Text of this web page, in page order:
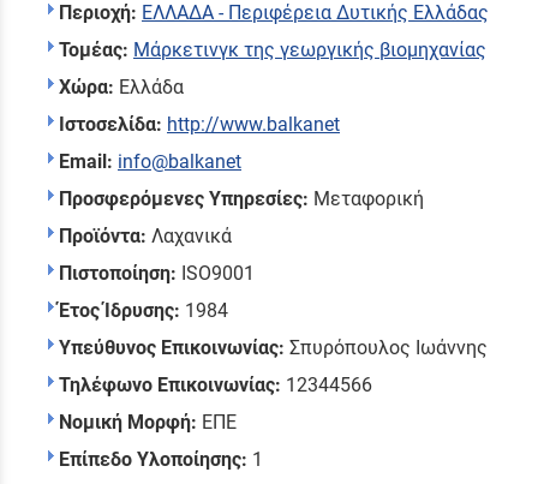
Περιοχή: ΕΛΛΑΔΑ - Περιφέρεια Δυτικής Ελλάδας
Τομέας: Μάρκετινγκ της γεωργικής βιομηχανίας
Χώρα: Ελλάδα
Ιστοσελίδα: http://www.balkanet
Email: info@balkanet
Προσφερόμενες Υπηρεσίες: Μεταφορική
Προϊόντα: Λαχανικά
Πιστοποίηση: ISO9001
Έτος Ίδρυσης: 1984
Υπεύθυνος Επικοινωνίας: Σπυρόπουλος Ιωάννης
Τηλέφωνο Επικοινωνίας: 12344566
Νομική Μορφή: ΕΠΕ
Επίπεδο Υλοποίησης: 1